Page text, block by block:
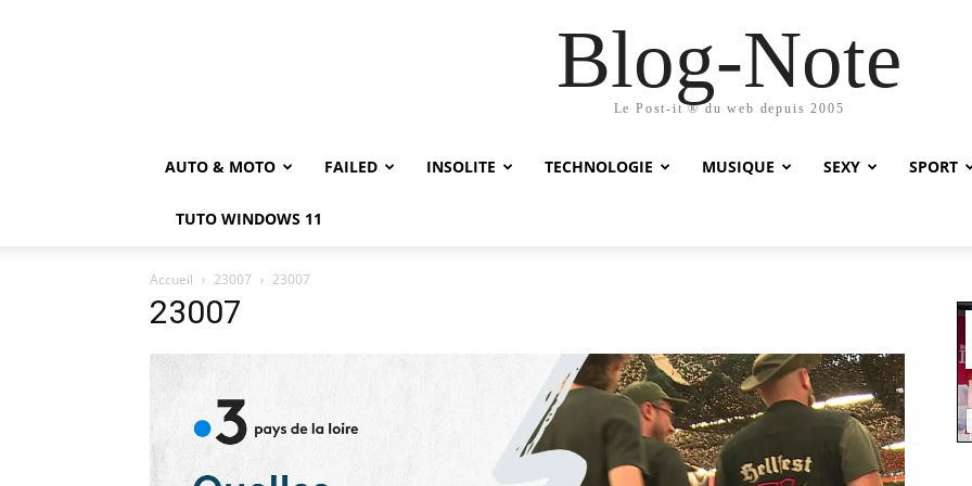
Blog-Note
Le Post-it ® du web depuis 2005
AUTO & MOTO FAILED INSOLITE TECHNOLOGIE MUSIQUE SEXY SPORT
TUTO WINDOWS 11
Accueil 23007 23007
23007